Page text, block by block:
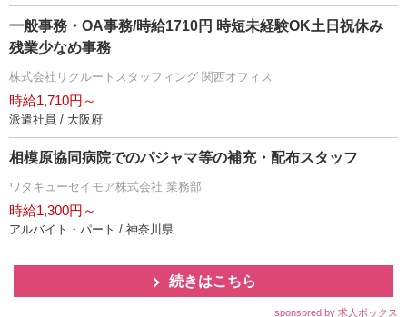
一般事務・OA事務/時給1710円 時短未経験OK土日祝休み
残業少なめ事務
株式会社リクルートスタッフィング 関西オフィス
時給1,710円～
派遣社員 / 大阪府
相模原協同病院でのパジャマ等の補充・配布スタッフ
ワタキューセイモア株式会社 業務部
時給1,300円～
アルバイト・パート / 神奈川県
続きはこちら
sponsored by 求人ボックス